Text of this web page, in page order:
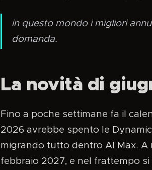
in questo mondo i migliori
domanda.
La novità di
Fino a poche settimane fa il
2026 avrebbe spento le
migrando tutto dentro AI Max.
febbraio 2027, e nel frattempo